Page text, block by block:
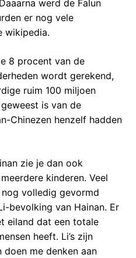
werd de Falun
er nog vele
wikipedia.
8 procent van de
wordt gerekend,
ruim 100 miljoen
is van de
Chinezen henzelf hadden
zie je dan ook
kinderen. Veel
volledig gevormd
bevolking van Hainan. Er
eiland dat een totale
heeft. Li’s zijn
doen me denken aan